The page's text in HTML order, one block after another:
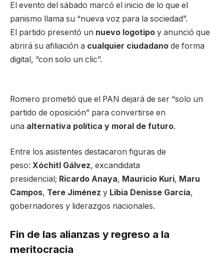
El evento del sábado marcó el inicio de lo que el
panismo llama su “nueva voz para la sociedad”.
El partido presentó un nuevo logotipo y anunció que
abrirá su afiliación a cualquier ciudadano de forma
digital, “con solo un clic”.
Romero prometió que el PAN dejará de ser “solo un
partido de oposición” para convertirse en
una alternativa política y moral de futuro.
Entre los asistentes destacaron figuras de
peso: Xóchitl Gálvez, excandidata
presidencial; Ricardo Anaya, Mauricio Kuri, Maru
Campos, Tere Jiménez y Libia Denisse García,
gobernadores y liderazgos nacionales.
Fin de las alianzas y regreso a la
meritocracia